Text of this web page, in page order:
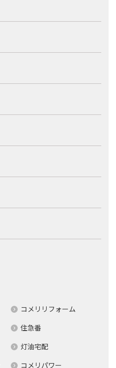
コメリリフォーム
住急番
灯油宅配
コメリパワー